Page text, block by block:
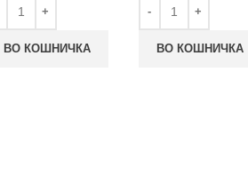
ВО КОШНИЧКА ВО КОШНИЧКА